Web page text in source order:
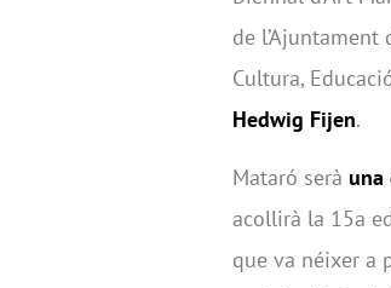
de
Cultura,
Hedwig Fijen.
Mataró serà una
acollirà la 15a
que va néixer a